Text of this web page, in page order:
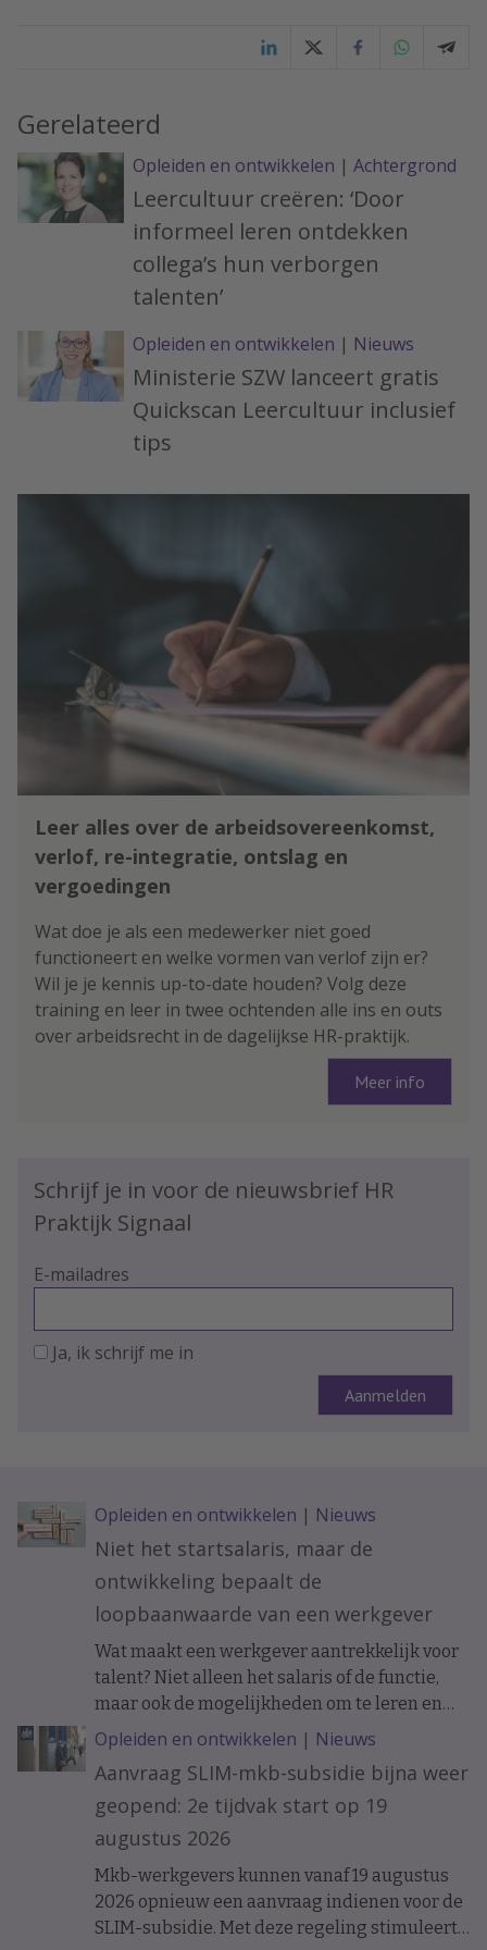
Gerelateerd
Opleiden en ontwikkelen | Achtergrond
Leercultuur creëren: ‘Door
informeel leren ontdekken
collega’s hun verborgen
talenten’
Opleiden en ontwikkelen | Nieuws
Ministerie SZW lanceert gratis
Quickscan Leercultuur inclusief
tips
Leer alles over de arbeidsovereenkomst,
verlof, re-integratie, ontslag en
vergoedingen
Wat doe je als een medewerker niet goed
functioneert en welke vormen van verlof zijn er?
Wil je je kennis up-to-date houden? Volg deze
training en leer in twee ochtenden alle ins en outs
over arbeidsrecht in de dagelijkse HR-praktijk.
Meer info
Schrijf je in voor de nieuwsbrief HR
Praktijk Signaal
E-mailadres
Ja, ik schrijf me in
Opleiden en ontwikkelen | Nieuws
Niet het startsalaris, maar de
ontwikkeling bepaalt de
loopbaanwaarde van een werkgever
Wat maakt een werkgever aantrekkelijk voor
talent? Niet alleen het salaris of de functie,
maar ook de mogelijkheden om te leren en
ervaring op te doen. Onderzoek naar de
loopbanen van werknemers laat zien dat de
ontwikkelkansen binnen een organisatie op
langere termijn verschil kunnen maken.
Opleiden en ontwikkelen | Nieuws
Aanvraag SLIM-mkb-subsidie bijna weer
geopend: 2e tijdvak start op 19
augustus 2026
Mkb-werkgevers kunnen vanaf 19 augustus
2026 opnieuw een aanvraag indienen voor de
SLIM-subsidie. Met deze regeling stimuleert